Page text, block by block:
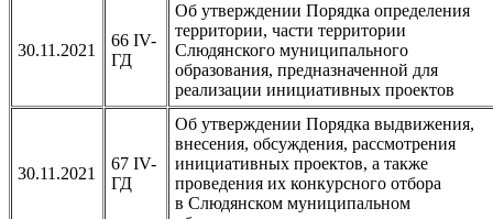
30.11.2021
66 IV-
ГД
Об утверждении Порядка определения
территории, части территории
Слюдянского муниципального
образования, предназначенной для
реализации инициативных проектов
30.11.2021
67 IV-
ГД
Об утверждении Порядка выдвижения,
внесения, обсуждения, рассмотрения
инициативных проектов, а также
проведения их конкурсного отбора
в Слюдянском муниципальном